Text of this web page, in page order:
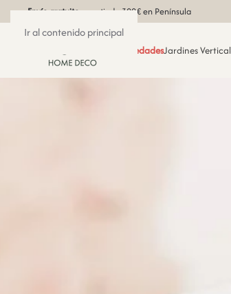
Ir al contenido principal
Envío gratuitoa partir de 300€ en Península
NovedadesJardines